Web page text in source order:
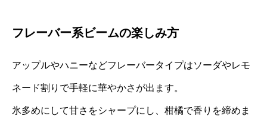
フレーバー系ビームの楽しみ方
アップルやハニーなどフレーバータイプはソーダやレモ
ネード割りで手軽に華やかさが出ます。
氷多めにして甘さをシャープにし、柑橘で香りを締めま